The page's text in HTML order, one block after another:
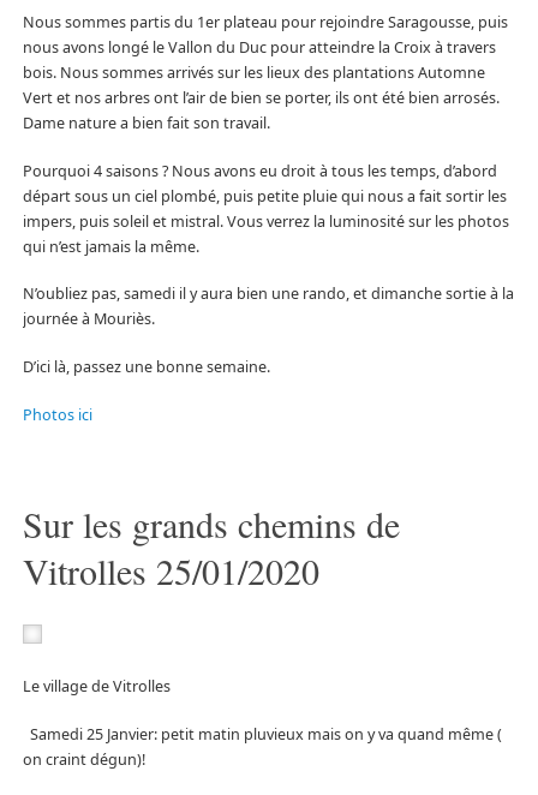
Nous sommes partis du 1er plateau pour rejoindre Saragousse, puis
nous avons longé le Vallon du Duc pour atteindre la Croix à travers
bois. Nous sommes arrivés sur les lieux des plantations Automne
Vert et nos arbres ont l’air de bien se porter, ils ont été bien arrosés.
Dame nature a bien fait son travail.
Pourquoi 4 saisons ? Nous avons eu droit à tous les temps, d’abord
départ sous un ciel plombé, puis petite pluie qui nous a fait sortir les
impers, puis soleil et mistral. Vous verrez la luminosité sur les photos
qui n’est jamais la même.
N’oubliez pas, samedi il y aura bien une rando, et dimanche sortie à la
journée à Mouriès.
D’ici là, passez une bonne semaine.
Photos ici
Sur les grands chemins de
Vitrolles 25/01/2020
Le village de Vitrolles
Samedi 25 Janvier: petit matin pluvieux mais on y va quand même (
on craint dégun)!